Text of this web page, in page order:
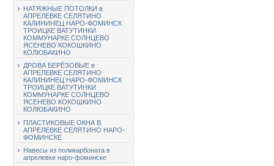
НАТЯЖНЫЕ ПОТОЛКИ в
АПРЕЛЕВКЕ СЕЛЯТИНО
КАЛИНИНЕЦ НАРО-ФОМИНСК
ТРОИЦКЕ ВАТУТИНКИ
КОММУНАРКЕ СОЛНЦЕВО
ЯСЕНЕВО КОКОШКИНО
КОЛЮБАКИНО
ДРОВА БЕРЁЗОВЫЕ в
АПРЕЛЕВКЕ СЕЛЯТИНО
КАЛИНИНЕЦ НАРО-ФОМИНСК
ТРОИЦКЕ ВАТУТИНКИ
КОММУНАРКЕ СОЛНЦЕВО
ЯСЕНЕВО КОКОШКИНО
КОЛЮБАКИНО
ПЛАСТИКОВЫЕ ОКНА В
АПРЕЛЕВКЕ СЕЛЯТИНО НАРО-
ФОМИНСКЕ
Навесы из поликарбоната в
апрелевке наро-фоминске